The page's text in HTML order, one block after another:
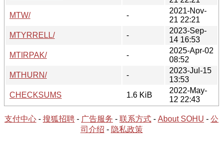
MTW/
-
2021-Nov-
21 22:21
MTYRRELL/
-
2023-Sep-
14 16:53
MTIRPAK/
-
2025-Apr-02
08:52
MTHURN/
-
2023-Jul-15
13:53
CHECKSUMS
1.6 KiB
2022-May-
12 22:43
支付中心 - 搜狐招聘 - 广告服务 - 联系方式 - About SOHU - 公
司介绍 - 隐私政策